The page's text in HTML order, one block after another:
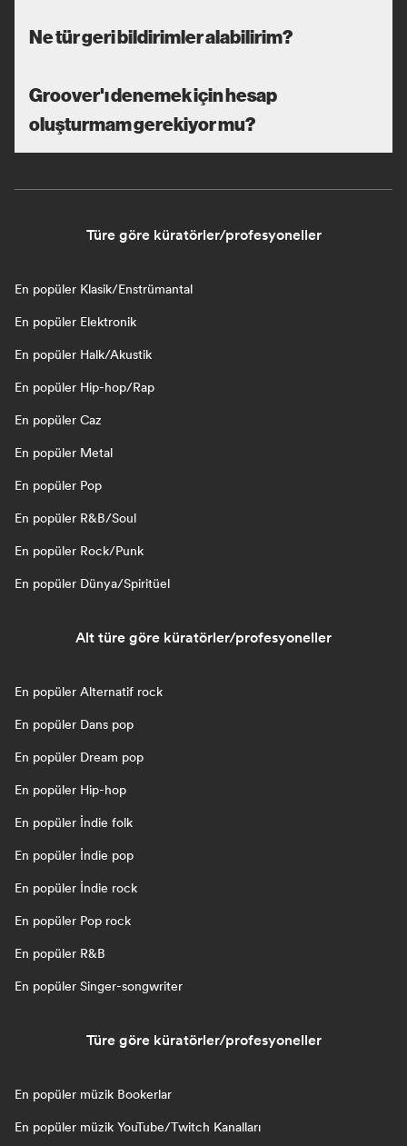
Ne tür geri bildirimler alabilirim?
Groover'ı denemek için hesap
oluşturmam gerekiyor mu?
Türe göre küratörler/profesyoneller
En popüler Klasik/Enstrümantal
En popüler Elektronik
En popüler Halk/Akustik
En popüler Hip-hop/Rap
En popüler Caz
En popüler Metal
En popüler Pop
En popüler R&B/Soul
En popüler Rock/Punk
En popüler Dünya/Spiritüel
Alt türe göre küratörler/profesyoneller
En popüler Alternatif rock
En popüler Dans pop
En popüler Dream pop
En popüler Hip-hop
En popüler İndie folk
En popüler İndie pop
En popüler İndie rock
En popüler Pop rock
En popüler R&B
En popüler Singer-songwriter
Türe göre küratörler/profesyoneller
En popüler müzik Bookerlar
En popüler müzik YouTube/Twitch Kanalları